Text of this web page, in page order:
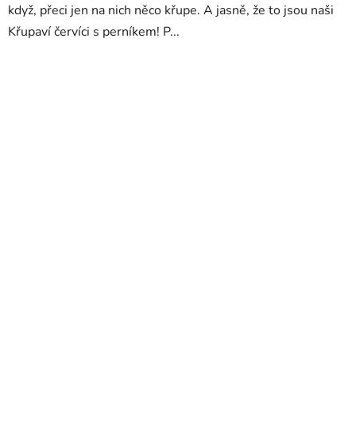
když, přeci jen na nich něco křupe. A jasně, že to jsou naši
Křupaví červíci s perníkem! P...